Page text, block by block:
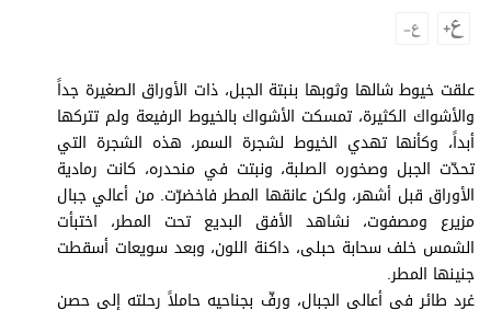
الترفيه
التعليم والمعرفة
الذكاء الاصطناعي
تغطيات
فيديو
علقت خيوط شالها وثوبها بنبتة الجبل، ذات الأوراق الصغيرة جداً
والأشواك الكثيرة، تمسكت الأشواك بالخيوط الرفيعة ولم تتركها
أبداً، وكأنها تهدي الخيوط لشجرة السمر، هذه الشجرة التي
تحدّت الجبل وصخوره الصلبة، ونبتت في منحدره، كانت رمادية
الأوراق قبل أشهر، ولكن عانقها المطر فاخضرّت. من أعالي جبال
مزيرع ومصفوت، نشاهد الأفق البديع تحت المطر، اختبأت
الشمس خلف سحابة حبلى، داكنة اللون، وبعد سويعات أسقطت
جنينها المطر.
غرد طائر في أعالي الجبال، ورفّ بجناحيه حاملاً رحلته إلى حصن